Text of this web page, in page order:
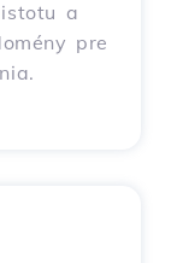
a
pre